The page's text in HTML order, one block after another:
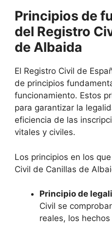
Principios de
del Registro
de Albaida
El Registro Civil de
de principios
funcionamiento. Estos
para garantizar la
eficiencia de las
vitales y civiles.
Los principios en los
Civil de Canillas de
Principio de
Civil se
reales, los